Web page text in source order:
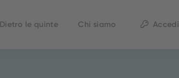
Dietro le quinte Chi siamo Accedi